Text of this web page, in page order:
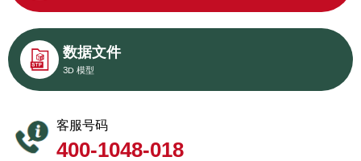
数据文件
3D 模型
客服号码
400-1048-018